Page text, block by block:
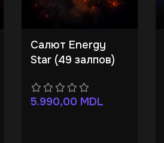
Салют Energy
Star (49 залпов)
5.990,00 MDL